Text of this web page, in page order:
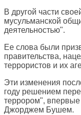
В другой части
мусульманской
деятельностью".
Ее слова были
правительства,
террористов и их
Эти изменения
году решением
террором",
Джорджем Бушем.